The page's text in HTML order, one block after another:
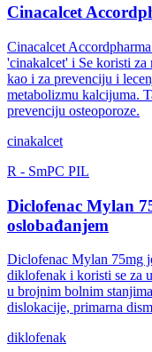
Cinacalcet
Cinacalcet
'cinakalcet' i Se koristi
kao i za prevenciju i
metabolizmu kalcijuma.
prevenciju osteoporoze.
cinakalcet
R - SmPC PIL
Diclofenac Mylan
oslobađanjem
Diclofenac Mylan 75mg
diklofenak i koristi se za
u brojnim bolnim
dislokacije, primarna
diklofenak